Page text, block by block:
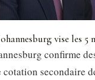
vise les 5
confirme
cotation secondaire